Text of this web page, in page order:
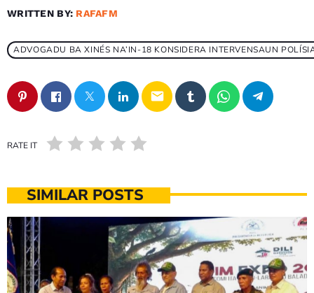
WRITTEN BY: RAFAFM
ADVOGADU BA XINÉS NA’IN-18 KONSIDERA INTERVENSAUN
email
RATE IT
SIMILAR POSTS